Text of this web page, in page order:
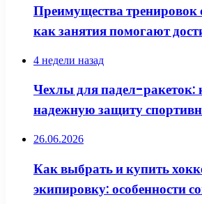
Преимущества тренировок
как занятия помогают
4 недели назад
Чехлы для падел-ракеток:
надежную защиту
26.06.2026
Как выбрать и купить
экипировку: особенности